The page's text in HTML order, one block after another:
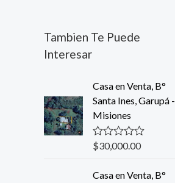
Tambien Te Puede
Interesar
Casa en Venta, B°
Santa Ines, Garupá -
Misiones
R
e
$30,000.00
Casa en Venta, B°